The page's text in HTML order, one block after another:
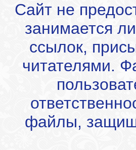
Сайт не
занимается
ссылок,
читателями.
файлы,